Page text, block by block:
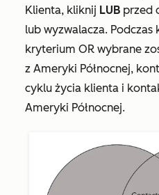
Klienta, kliknij LUB przed
lub wyzwalacza.
kryterium OR wybrane
z Ameryki Północnej,
cyklu życia klienta i
Ameryki Północnej.